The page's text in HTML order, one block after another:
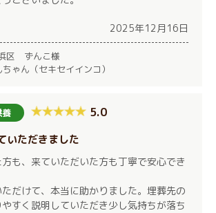
2025年12月16日
区 ずんこ様
ゃん（セキセイインコ）
5.0
いただきました
も、来ていただいた方も丁寧で安心でき
だけて、本当に助かりました。埋葬先の
すく説明していただき少し気持ちが落ち